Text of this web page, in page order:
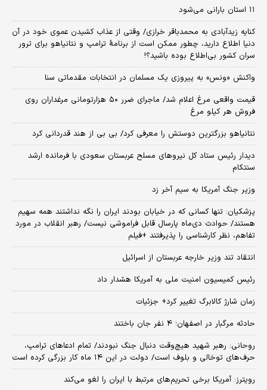
۱۱ استان بارانی می‌شود
کنایه زیدآبادی به محمدباقر خرازی/ وقتی از عذاب کشیدن عموی خود در آن
دنیا اطلاع دارید، چطور ممکن است از برنامهٔ ترامپ و نتانیاهو برای ترور
سران کشور بی‌اطلاع بوده باشید؟!
واکنش «ونس» به پیروزی یک مسلمان در انتخابات مقدماتی سنا
قیمت واقعی مرغ اعلام شد/ ماجرای ضرر ۵۰ هزارتومانی مرغداران روی
فروش هر کیلو مرغ
نتانیاهو بزرگترین دوستش را معرفی کرد/ بی بی از هند قدردانی کرد
دیدار رئیس ستاد کل نیروهای مسلح عربستان سعودی با فرمانده ارشد
سنتکام
وزیر جنگ آمریکا به سیم آخر زد
پزشکیان: تنها کسانی که در خیابان بودند ایران را نگه نداشتند همه سهیم
هستند/ حوادث دی‌ماه پارسال قابل فراموشی نیست/ رهبر انقلاب در مورد
تفاهم، نظر کارشناسی را پذیرفتند +فیلم
انتقاد تند وزیر خارجه عربستان از اسرائیل
رئیس کمیسیون امنیت ملی به آمریکا هشدار داد
زمان شارژ کالابرگ تغییر کرد+ جزئیات
حادثه مرگبار در اصفهان؛ ۴ نفر جان باختند
روحانی: رهبر شهید هیچ‌وقت دنبال جنگ نبودند/ تمام ادعاهای ترامپ،
حرف‌های توخالی و بلوف است/ دولت در این ۱۴ ماه کار بزرگی کرده است
رویترز: آمریکا برخی تحریم‌های مرتبط با ایران را لغو می‌کند